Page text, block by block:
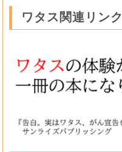
ワタス関連リンク